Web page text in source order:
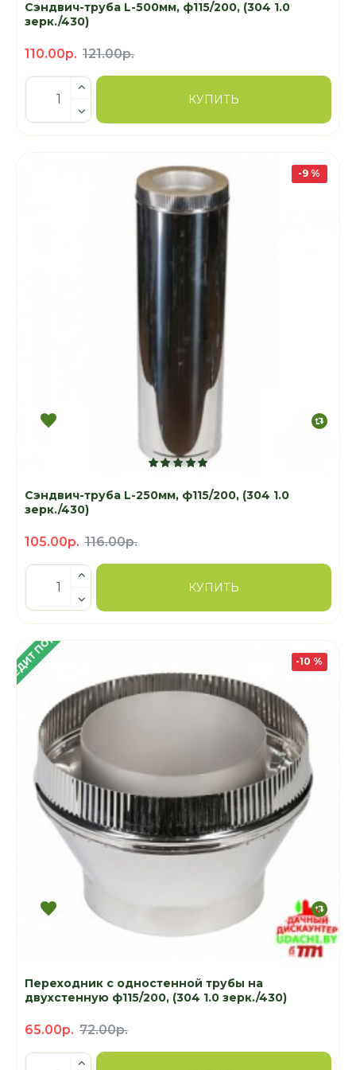
Сэндвич-труба L-500мм, ф115/200, (304 1.0
зерк./430)
110.00р. 121.00р.
КУПИТЬ
-9 %
Сэндвич-труба L-250мм, ф115/200, (304 1.0
зерк./430)
105.00р. 116.00р.
КУПИТЬ
ПОД 4% -10 %
Переходник с одностенной трубы на
двухстенную ф115/200, (304 1.0 зерк./430)
65.00р. 72.00р.